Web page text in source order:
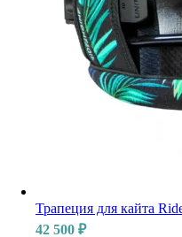
Трапеция для кайта
42 500 ₽